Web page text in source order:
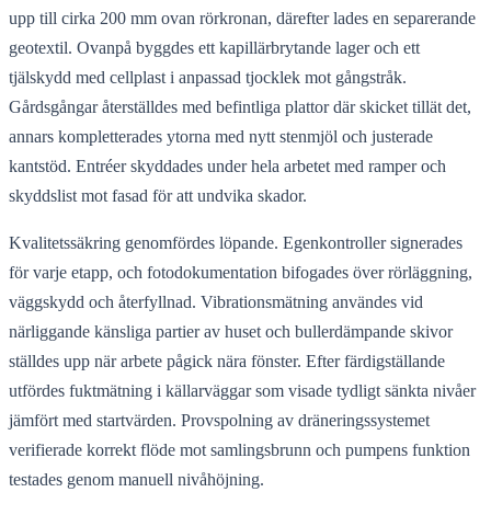
upp till cirka 200 mm ovan rörkronan, därefter lades en separerande
geotextil. Ovanpå byggdes ett kapillärbrytande lager och ett
tjälskydd med cellplast i anpassad tjocklek mot gångstråk.
Gårdsgångar återställdes med befintliga plattor där skicket tillät det,
annars kompletterades ytorna med nytt stenmjöl och justerade
kantstöd. Entréer skyddades under hela arbetet med ramper och
skyddslist mot fasad för att undvika skador.
Kvalitetssäkring genomfördes löpande. Egenkontroller signerades
för varje etapp, och fotodokumentation bifogades över rörläggning,
väggskydd och återfyllnad. Vibrationsmätning användes vid
närliggande känsliga partier av huset och bullerdämpande skivor
ställdes upp när arbete pågick nära fönster. Efter färdigställande
utfördes fuktmätning i källarväggar som visade tydligt sänkta nivåer
jämfört med startvärden. Provspolning av dräneringssystemet
verifierade korrekt flöde mot samlingsbrunn och pumpens funktion
testades genom manuell nivåhöjning.